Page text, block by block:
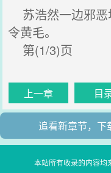
苏浩然一边邪恶
令黄毛。
第(1/3)页
上一章 目
追看新章节，下
本站所有收录的内容均